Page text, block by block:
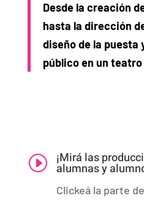
Desde la creación
hasta la dirección
diseño de la puesta
público en un
I ¡Mirá las
alumnas y
Clickeá la parte